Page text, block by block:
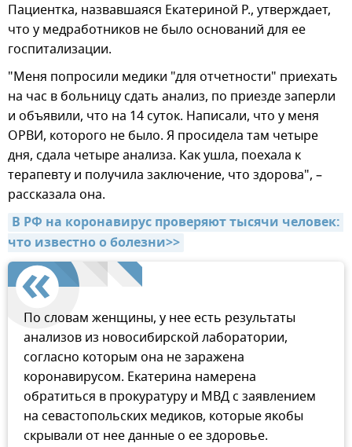
Пациентка, назвавшаяся Екатериной Р., утверждает,
что у медработников не было оснований для ее
госпитализации.
"Меня попросили медики "для отчетности" приехать
на час в больницу сдать анализ, по приезде заперли
и объявили, что на 14 суток. Написали, что у меня
ОРВИ, которого не было. Я просидела там четыре
дня, сдала четыре анализа. Как ушла, поехала к
терапевту и получила заключение, что здорова", –
рассказала она.
В РФ на коронавирус проверяют тысячи человек:
что известно о болезни>>
По словам женщины, у нее есть результаты
анализов из новосибирской лаборатории,
согласно которым она не заражена
коронавирусом. Екатерина намерена
обратиться в прокуратуру и МВД с заявлением
на севастопольских медиков, которые якобы
скрывали от нее данные о ее здоровье.